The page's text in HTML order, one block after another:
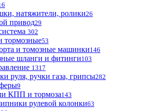
натяжители, ролики26
привод29
302
тормозные53
и томозные машинки146
шланги и фитинги103
1317
руля, ручки газа, грипсы282
9
КПП и тормоза143
рулевой колонки63